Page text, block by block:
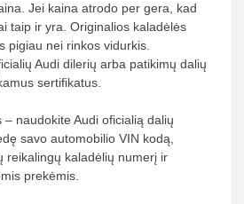
Jei kaina atrodo per gera, kad
taip ir yra. Originalios kaladėlės
pigiau nei rinkos vidurkis.
Audi dilerių arba patikimų dalių
sertifikatus.
naudokite Audi oficialią dalių
savo automobilio VIN kodą,
reikalingų kaladėlių numerį ir
prekėmis.